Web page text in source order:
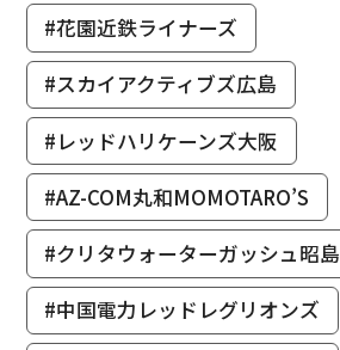
#花園近鉄ライナーズ
#スカイアクティブズ広島
#レッドハリケーンズ大阪
#AZ-COM丸和MOMOTARO’S
#クリタウォーターガッシュ昭島
#中国電力レッドレグリオンズ